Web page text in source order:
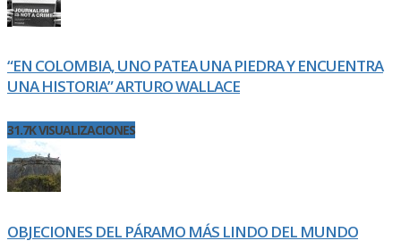
“EN COLOMBIA, UNO PATEA UNA PIEDRA Y ENCUENTRA
UNA HISTORIA” ARTURO WALLACE
31.7K VISUALIZACIONES
OBJECIONES DEL PÁRAMO MÁS LINDO DEL MUNDO